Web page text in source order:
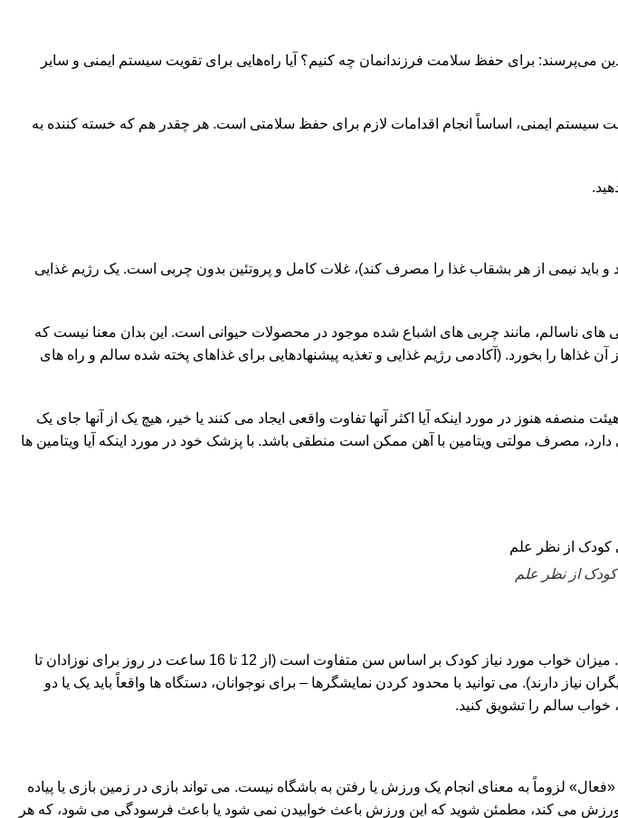
برای حفظ سلامت فرزندانمان چه کنیم؟ آیا راه‌هایی برای تقویت سیستم ایمنی و سایر
سیستم ایمنی، اساساً انجام اقدامات لازم برای حفظ سلامتی است. هر چقدر هم که خسته کننده به
باید نیمی از هر بشقاب غذا را مصرف کند)، غلات کامل و پروتئین بدون چربی است. یک رژیم غذایی
های ناسالم، مانند چربی های اشباع شده موجود در محصولات حیوانی است. این بدان معنا نیست که
غذاها را بخورد. (آکادمی رژیم غذایی و تغذیه پیشنهادهایی برای غذاهای پخته شده سالم و راه های
هنوز در مورد اینکه آیا اکثر آنها تفاوت واقعی ایجاد می کنند یا خیر، هیچ یک از آنها جای یک
مصرف مولتی ویتامین با آهن ممکن است منطقی باشد. با پزشک خود در مورد اینکه آیا ویتامین ها
از نظر علم
همه ما برای شادابی و انرژی بخشیدن به بدن خود به خواب نیاز داریم و این شامل کودکان نیز می شود. میزان خواب مورد نیاز کودک بر اساس سن متفاوت است (از 12 تا 16 ساعت در روز برای نوزادان تا
نیاز دارند). می توانید با محدود کردن نمایشگرها – برای نوجوانان، دستگاه ها واقعاً باید یک یا دو
سالم را تشویق کنید.
لزوماً به معنای انجام یک ورزش یا رفتن به باشگاه نیست. می تواند بازی در زمین بازی یا پیاده
می کند، مطمئن شوید که این ورزش باعث خوابیدن نمی شود یا باعث فرسودگی می شود، که هر